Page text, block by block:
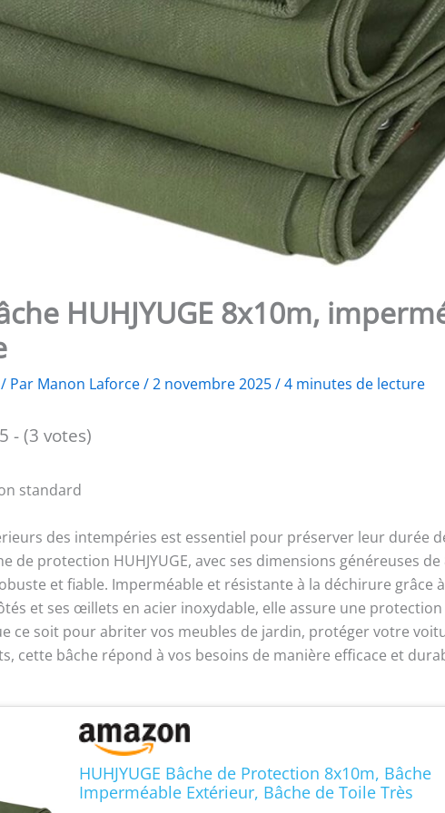
HUHJYUGE 8x10m,
/ Par Manon Laforce/2 novembre 2025/4 minutes de lecture
- (3 votes)
des intempéries est essentiel pour préserver leur durée
de protection HUHJYUGE, avec ses dimensions généreuses de
et fiable. Imperméable et résistante à la déchirure grâce
et ses œillets en acier inoxydable, elle assure une
ce soit pour abriter vos meubles de jardin, protéger votre
cette bâche répond à vos besoins de manière efficace et
HUHJYUGE Bâche de Protection 8x10m, Bâche
Imperméable Extérieur, Bâche de Toile Très